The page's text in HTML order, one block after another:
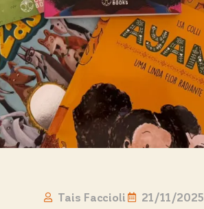
Tais Faccioli 21/11/2025